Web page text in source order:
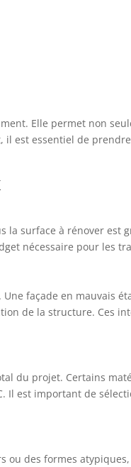
Elle permet non
il est essentiel de
surface à rénover est
nécessaire pour les
façade en mauvais
de la structure. Ces
du projet. Certains
Il est important de
ou des formes